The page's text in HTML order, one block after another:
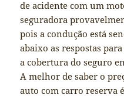
de acidente com um
seguradora
pois a condução está
abaixo as respostas
a cobertura do seguro
A melhor de saber o
auto com carro reserva